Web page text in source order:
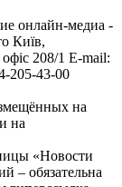
онлайн-медиа -
Київ,
208/1 E-mail:
205-43-00
на
на
«Новости
– обязательна